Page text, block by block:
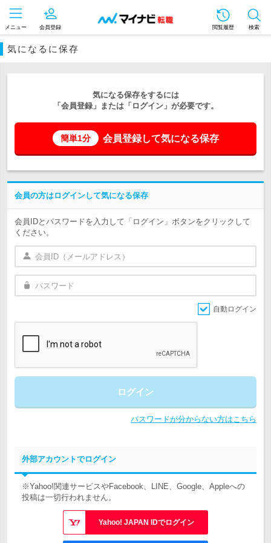
メニュー 会員登録 閲覧履歴 検索
気になるに保存
気になる保存をするには
「会員登録」または「ログイン」が必要です。
簡単1分 会員登録して気になる保存
会員の方はログインして気になる保存
会員IDとパスワードを入力して「ログイン」ボタンをクリックして
ください。
自動ログイン
ログイン
パスワードが分からない方はこちら
外部アカウントでログイン
※Yahoo!関連サービスやFacebook、LINE、Google、Appleへの
投稿は一切行われません。
Yahoo! JAPAN IDでログイン